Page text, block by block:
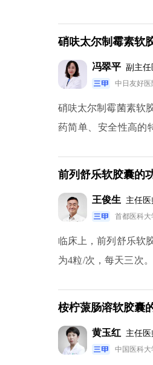
天三次，每次服用
连续口服七天。对硝
应，如恶心呕吐，大
硝呋太尔制霉素软
冯翠平 副主任
中日友好医
硝呋太尔制霉菌素软
药简单、安全性高的
前列舒乐软胶囊的
王俊生 主任医
首都医科
临床上，前列舒乐软
为4粒/次，每天三次
桉柠蒎肠溶软胶囊
黄玉红 主任医
中国医科